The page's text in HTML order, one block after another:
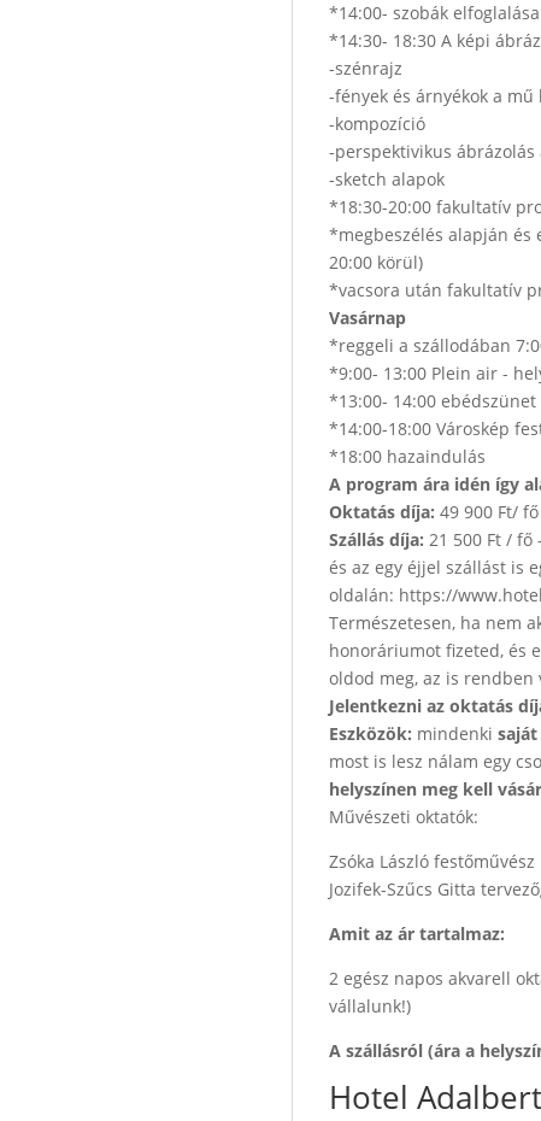
*14:00- szobák elfoglalása
*14:30- 18:30 A képi
-szénrajz
-fények és árnyékok a mű
-kompozíció
-perspektivikus ábrázolás
-sketch alapok
*18:30-20:00 fakultatív
*megbeszélés alapján és
20:00 körül)
*vacsora után fakultatív
Vasárnap
*reggeli a szállodában
*9:00- 13:00 Plein air -
*13:00- 14:00
*14:00-18:00 Városkép
*18:00 hazaindulás
A program ára idén így
Oktatás díja: 49 900 Ft/
Szállás díja: 21 500 Ft / fő -
és az egy éjjel szállást is
oldalán: https://
Természetesen, ha nem
honoráriumot fizeted, és
oldod meg, az is rendben
Jelentkezni az oktatás
Eszközök: mindenki saját
most is lesz nálam egy
helyszínen meg kell
Művészeti oktatók:
Zsóka László festőművész
Jozifek-Szűcs Gitta
Amit az ár tartalmaz:
2 egész napos akvarell
vállalunk!)
A szállásról (ára a
Hotel Adalbert